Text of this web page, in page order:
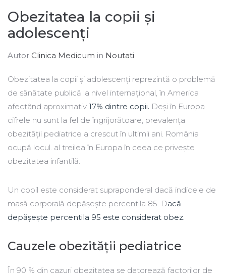
Obezitatea la copii și
adolescenți
Autor Clinica Medicum in Noutati
Obezitatea la copii și adolescenți reprezintă o problemă
de sănătate publică la nivel internațional, în America
afectând aproximativ 17% dintre copii. Deși în Europa
cifrele nu sunt la fel de îngrijorătoare, prevalența
obezității pediatrice a crescut în ultimii ani. România
ocupă locul. al treilea în Europa în ceea ce priveşte
obezitatea infantilă.
Un copil este considerat supraponderal dacă indicele de
masă corporală depășește percentila 85. Dacă
depășește percentila 95 este considerat obez.
Cauzele obezității pediatrice
În 90 % din cazuri obezitatea se datorează factorilor de